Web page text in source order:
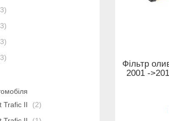
Фільтр
2001 -
3
3
3
3
Trafic II
2